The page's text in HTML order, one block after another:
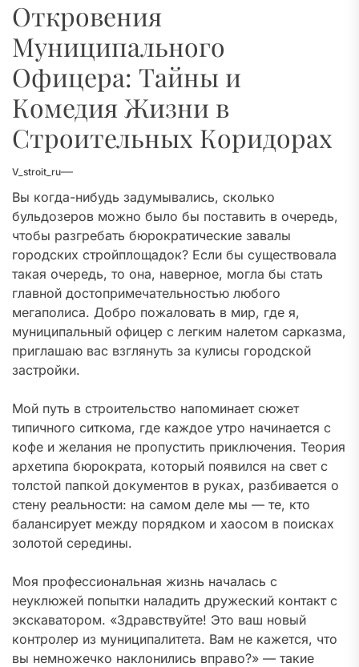
Откровения
Муниципального
Офицера: Тайны и
Комедия Жизни в
Строительных Коридорах
V_stroit_ru
Вы когда-нибудь задумывались, сколько
бульдозеров можно было бы поставить в очередь,
чтобы разгребать бюрократические завалы
городских стройплощадок? Если бы существовала
такая очередь, то она, наверное, могла бы стать
главной достопримечательностью любого
мегаполиса. Добро пожаловать в мир, где я,
муниципальный офицер с легким налетом сарказма,
приглашаю вас взглянуть за кулисы городской
застройки.
Мой путь в строительство напоминает сюжет
типичного ситкома, где каждое утро начинается с
кофе и желания не пропустить приключения. Теория
архетипа бюрократа, который появился на свет с
толстой папкой документов в руках, разбивается о
стену реальности: на самом деле мы — те, кто
балансирует между порядком и хаосом в поисках
золотой середины.
Моя профессиональная жизнь началась с
неуклюжей попытки наладить дружеский контакт с
экскаватором. «Здравствуйте! Это ваш новый
контролер из муниципалитета. Вам не кажется, что
вы немножечко наклонились вправо?» — такие